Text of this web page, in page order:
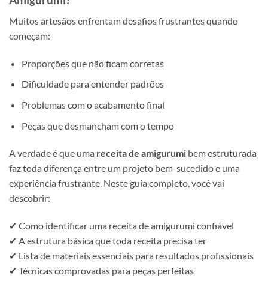
Muitos artesãos enfrentam desafios frustrantes quando
começam:
Proporções que não ficam corretas
Dificuldade para entender padrões
Problemas com o acabamento final
Peças que desmancham com o tempo
A verdade é que uma receita de amigurumi bem estruturada
faz toda diferença entre um projeto bem-sucedido e uma
experiência frustrante. Neste guia completo, você vai
descobrir:
✔ Como identificar uma receita de amigurumi confiável
✔ A estrutura básica que toda receita precisa ter
✔ Lista de materiais essenciais para resultados profissionais
✔ Técnicas comprovadas para peças perfeitas